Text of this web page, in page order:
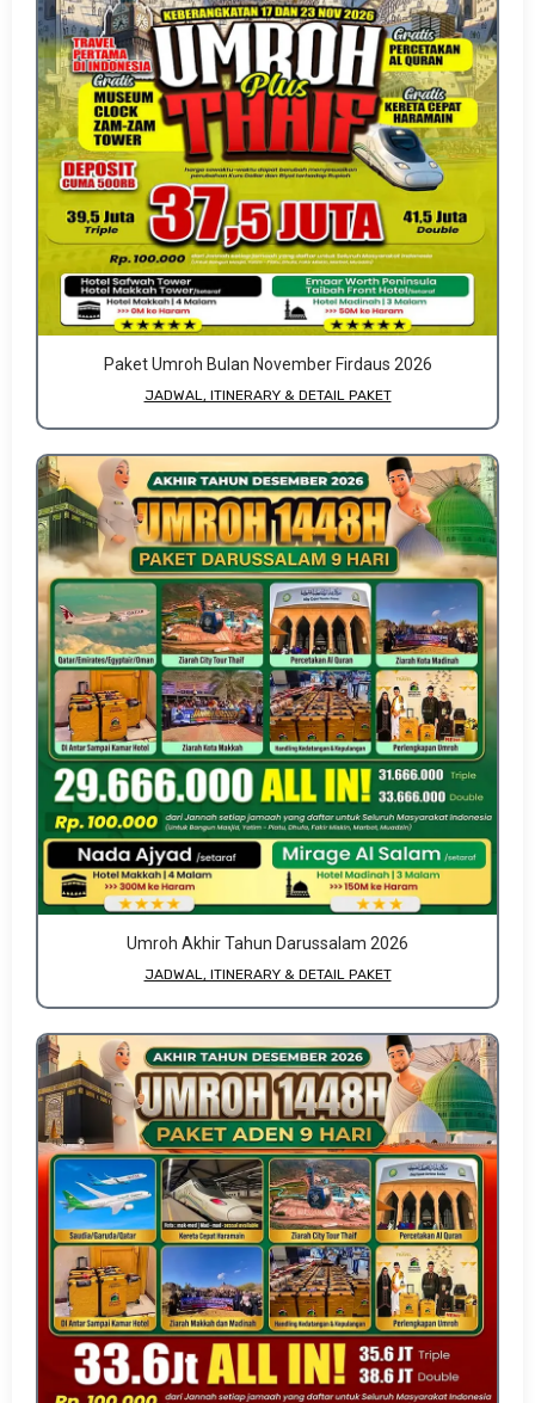
Paket Umroh Bulan November Firdaus 2026
JADWAL, ITINERARY & DETAIL PAKET
Umroh Akhir Tahun Darussalam 2026
JADWAL, ITINERARY & DETAIL PAKET